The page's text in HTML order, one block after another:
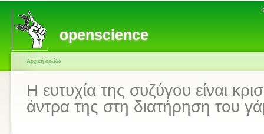
openscience
Αρχική σελίδα
Η ευτυχία της συζύγου είναι
άντρα της στη διατήρηση του